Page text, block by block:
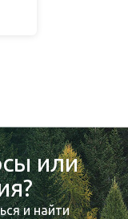
или
и найти